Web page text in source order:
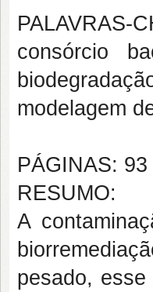
PALAVRAS-
consórcio
modelagem
PÁGINAS: 93
RESUMO:
A
pesado,